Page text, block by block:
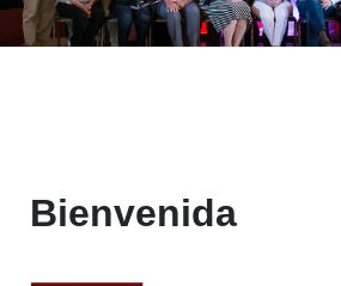
Bienvenida